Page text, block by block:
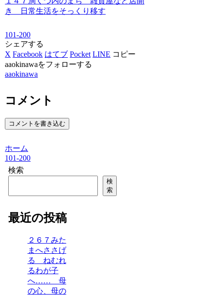
き 日常生活をそっくり移す
101-200
シェアする
X Facebook はてブ Pocket LINE コピー
aaokinawaをフォローする
aaokinawa
コメント
コメントを書き込む
ホーム
101-200
検索
検
索
最近の投稿
２６７みた
まへささげ
る ねむれ
るわが子
へ…… 母
の心、母の